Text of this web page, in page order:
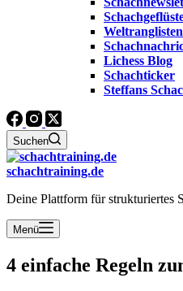
Lichess Blog
Schachticker
Steffans
Suchen
schachtraining.de
Deine Plattform für strukturiertes
Menü
4 einfache Regeln